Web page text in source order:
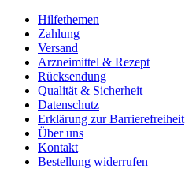
Hilfethemen
Zahlung
Versand
Arzneimittel & Rezept
Rücksendung
Qualität & Sicherheit
Datenschutz
Erklärung zur Barrierefreiheit
Über uns
Kontakt
Bestellung widerrufen